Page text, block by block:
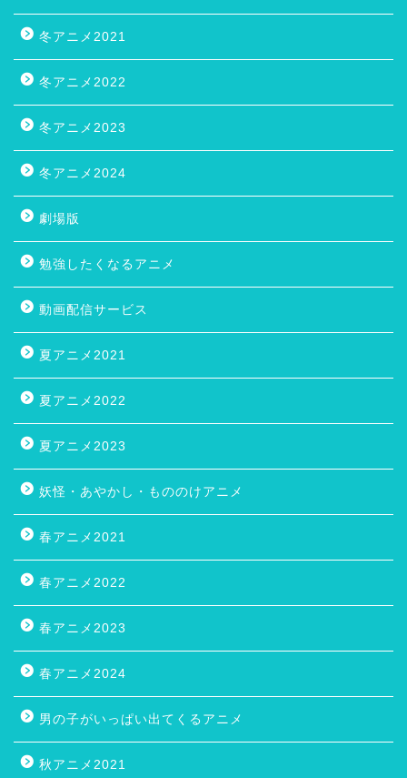
冬アニメ2021
冬アニメ2022
冬アニメ2023
冬アニメ2024
劇場版
勉強したくなるアニメ
動画配信サービス
夏アニメ2021
夏アニメ2022
夏アニメ2023
妖怪・あやかし・もののけアニメ
春アニメ2021
春アニメ2022
春アニメ2023
春アニメ2024
男の子がいっぱい出てくるアニメ
秋アニメ2021